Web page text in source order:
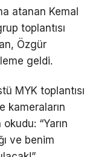
atanan Kemal
toplantısı
Özgür
geldi.
MYK toplantısı
kameraların
“Yarın
ve benim